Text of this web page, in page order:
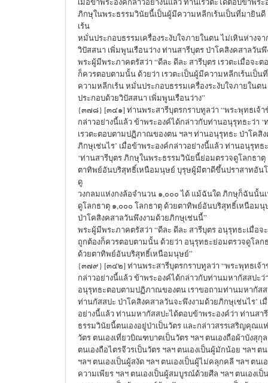
ภิกษุในพระธรรมวินัยนี้เป็นผู้มีความหลีกเร้นเป็นที่มายิน
เร้น
หมั่นประกอบธรรมเครื่องระงับใจภายในตน ไม่เหินห่างจ
วิปัสสนา เพิ่มพูนเรือนว่าง ท่านสารีบุตร ป่าโคสิงคสาลวัน
พระผู้มีพระภาคตรัสว่า “ดีละ ดีละ สารีบุตร เรวตะเมื่อจะต
ก็ควรตอบตามนั้น ด้วยว่า เรวตะเป็นผู้มีความหลีกเร้นเป็
ความหลีกเร้น หมั่นประกอบธรรมเครื่องระงับใจภายในต
ประกอบด้วยวิปัสสนา เพิ่มพูนเรือนว่าง”
{๓๗๘} [๓๔๑] ท่านพระสารีบุตรกราบทูลว่า “พระพุทธเจ้า
กล่าวอย่างนี้แล้ว ข้าพระองค์ได้กล่าวกับท่านอนุรุทธะว่า
เรวตะตอบตามปฏิภาณของตน ฯลฯ ท่านอนุรุทธะ ป่าโคสิ
ภิกษุเช่นไร’ เมื่อข้าพระองค์กล่าวอย่างนี้แล้ว ท่านอนุรุทธ
‘ท่านสารีบุตร ภิกษุในพระธรรมวินัยนี้ย่อมตรวจดูโลกธาตุ
ตาทิพย์อันบริสุทธิ์เหนือมนุษย์ บุรุษผู้มีตาดีขึ้นปราสาทอัน
ดู
วงกลมแห่งกงล้อจำนวน ๑,๐๐๐ ได้ แม้ฉันใด ภิกษุก็ฉันนั้น
ดูโลกธาตุ ๑,๐๐๐ โลกธาตุ ด้วยตาทิพย์อันบริสุทธิ์เหนือม
ป่าโคสิงคสาลวันพึงงามด้วยภิกษุเช่นนี้”
พระผู้มีพระภาคตรัสว่า “ดีละ ดีละ สารีบุตร อนุรุทธะเมื่อจ
ถูกต้องก็ควรตอบตามนั้น ด้วยว่า อนุรุทธะย่อมตรวจดูโลก
ด้วยตาทิพย์อันบริสุทธิ์เหนือมนุษย์”
{๓๗๙} [๓๔๒] ท่านพระสารีบุตรกราบทูลว่า “พระพุทธเจ้
กล่าวอย่างนี้แล้ว ข้าพระองค์ได้กล่าวกับท่านมหากัสสปะว่
อนุรุทธะตอบตามปฏิภาณของตน เราขอถามท่านมหากัสส
ท่านกัสสปะ ป่าโคสิงคสาลวันจะพึงงามด้วยภิกษุเช่นไร’ เ
อย่างนี้แล้ว ท่านมหากัสสปะได้ตอบข้าพระองค์ว่า ท่านสา
ธรรมวินัยนี้ตนเองอยู่ป่าเป็นวัตร และกล่าวสรรเสริญคุณแ
วัตร ตนเองเที่ยวบิณฑบาตเป็นวัตร ฯลฯ ตนเองถือผ้าบังสุกุ
ตนเองถือไตรจีวรเป็นวัตร ฯลฯ ตนเองเป็นผู้มักน้อย ฯลฯ ต
ฯลฯ ตนเองเป็นผู้สงัด ฯลฯ ตนเองเป็นผู้ไม่คลุกคลี ฯลฯ ตนเ
ความเพียร ฯลฯ ตนเองเป็นผู้สมบูรณ์ด้วยศีล ฯลฯ ตนเองเ